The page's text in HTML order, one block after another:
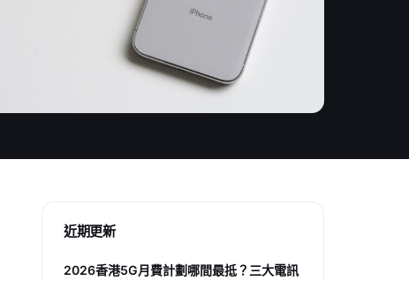
近期更新
2026香港5G月費計劃哪間最抵？三大電訊